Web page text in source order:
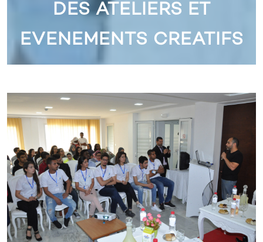
DES ATELIERS ET
EVENEMENTS CREATIFS